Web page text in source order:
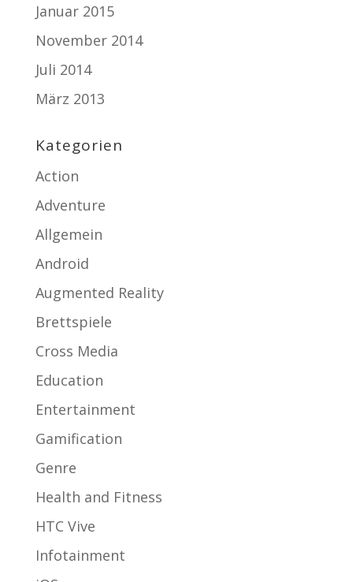
Januar 2015
November 2014
Juli 2014
März 2013
Kategorien
Action
Adventure
Allgemein
Android
Augmented Reality
Brettspiele
Cross Media
Education
Entertainment
Gamification
Genre
Health and Fitness
HTC Vive
Infotainment